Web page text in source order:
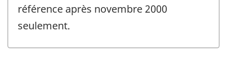
référence après novembre 2000
seulement.